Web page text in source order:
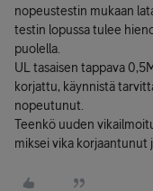
nopeustestin mukaan
testin lopussa tulee
puolella.
UL tasaisen tappava
korjattu, käynnistä
nopeutunut.
Teenkö uuden
miksei vika korjaantunut